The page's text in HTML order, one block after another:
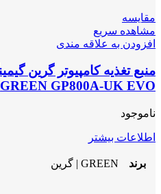
مقایسه
مشاهده سریع
افزودن به علاقه مندی
GREEN GP800A-UK EVO
ناموجود
اطلاعات بیشتر
برند GREEN | گرین